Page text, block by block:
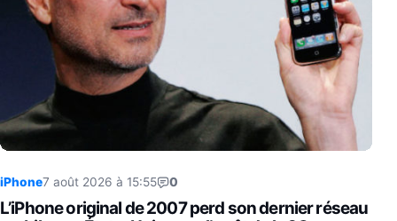
iPhone7 août 2026 à 15:55 0
L’iPhone original de 2007 perd son dernier réseau